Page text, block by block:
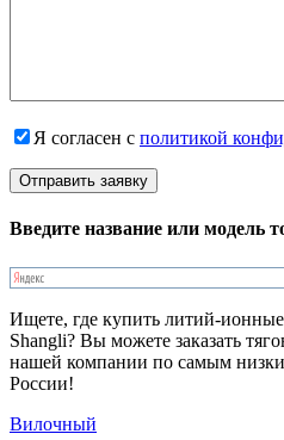
Я согласен с политикой
Введите название или модель
Ищете, где купить литий-
Shangli? Вы можете заказать
нашей компании по самым
России!
Вилочный